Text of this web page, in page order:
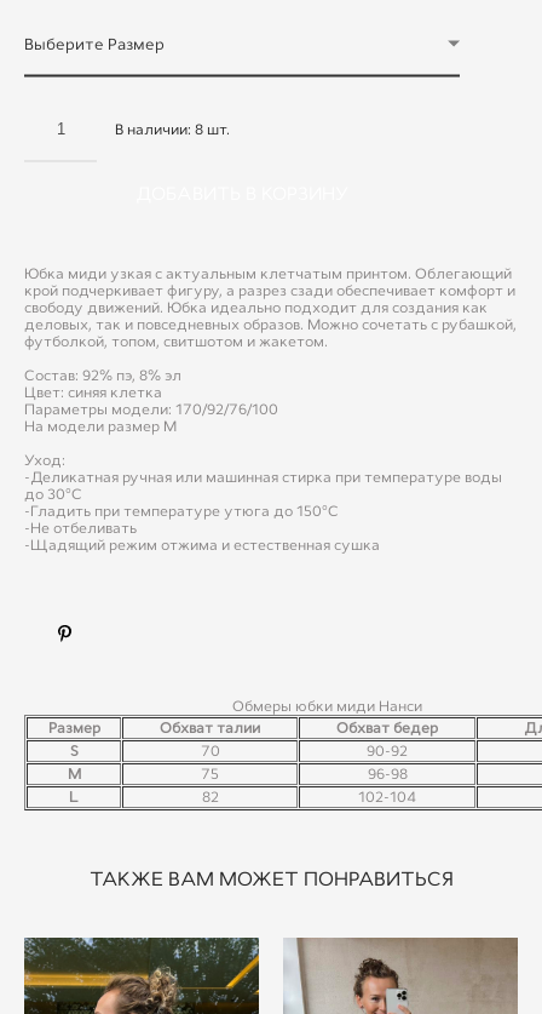
Выберите Размер
В наличии: 8 шт.
Юбка миди узкая с актуальным клетчатым принтом. Облегающий
крой подчеркивает фигуру, а разрез сзади обеспечивает комфорт и
свободу движений. Юбка идеально подходит для создания как
деловых, так и повседневных образов. Можно сочетать с рубашкой,
футболкой, топом, свитшотом и жакетом.
Состав: 92% пэ, 8% эл
Цвет: синяя клетка
Параметры модели: 170/92/76/100
На модели размер М
Уход:
-Деликатная ручная или машинная стирка при температуре воды
до 30°C
-Гладить при температуре утюга до 150°C
-Не отбеливать
-Щадящий режим отжима и естественная сушка
Обмеры юбки миди Нанси
Размер
Обхват талии Обхват бедер
S
70
90-92
M
75
96-98
L
82 102-104
ТАКЖЕ ВАМ МОЖЕТ ПОНРАВИТЬСЯ